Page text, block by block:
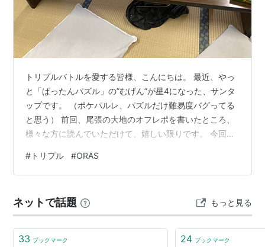
トリプルバトルを愛する皆様、こんにちは。 最近、やっ
と「ぱったんパズル」の”むげん”が星4になった、サンタ
ップです。 （ポケパルレ、パズルだけ難易度バグってる
と思う） 前回、尾張の大地のオフレポを書いたところ、
様々な方に読んでいただけて、嬉しい限りです。 今回
いと思います。 （写真はほとんど撮っていないのでご了
承ください） 今回はお昼から開場ということで、余裕を
助かりました。 会場についてしばらくすると、トリプル
勢が続々と到着してきました。 なんと今回はジュニアの
方もいたので、最年少を免れ…
# トリプル #ORAS
ネットで話題 もっと見る
33 ブックマーク 24 ブックマーク